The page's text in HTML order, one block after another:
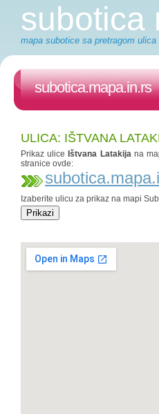
subotica
mapa subotice sa pretragom
subotica.mapa.in.rs
ULICA: IŠTVANA
Prikaz ulice Ištvana Latakijana
stranice ovde:
Izaberite ulicu za prikaz na mapi